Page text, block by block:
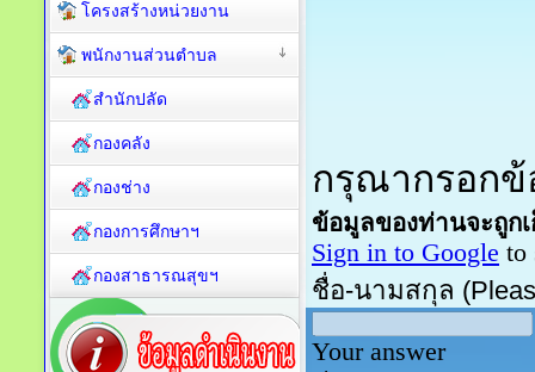
โครงสร้างหน่วยงาน
พนักงานส่วนตำบล
สำนักปลัด
กองคลัง
กองช่าง
กองการศึกษาฯ
กองสาธารณสุขฯ